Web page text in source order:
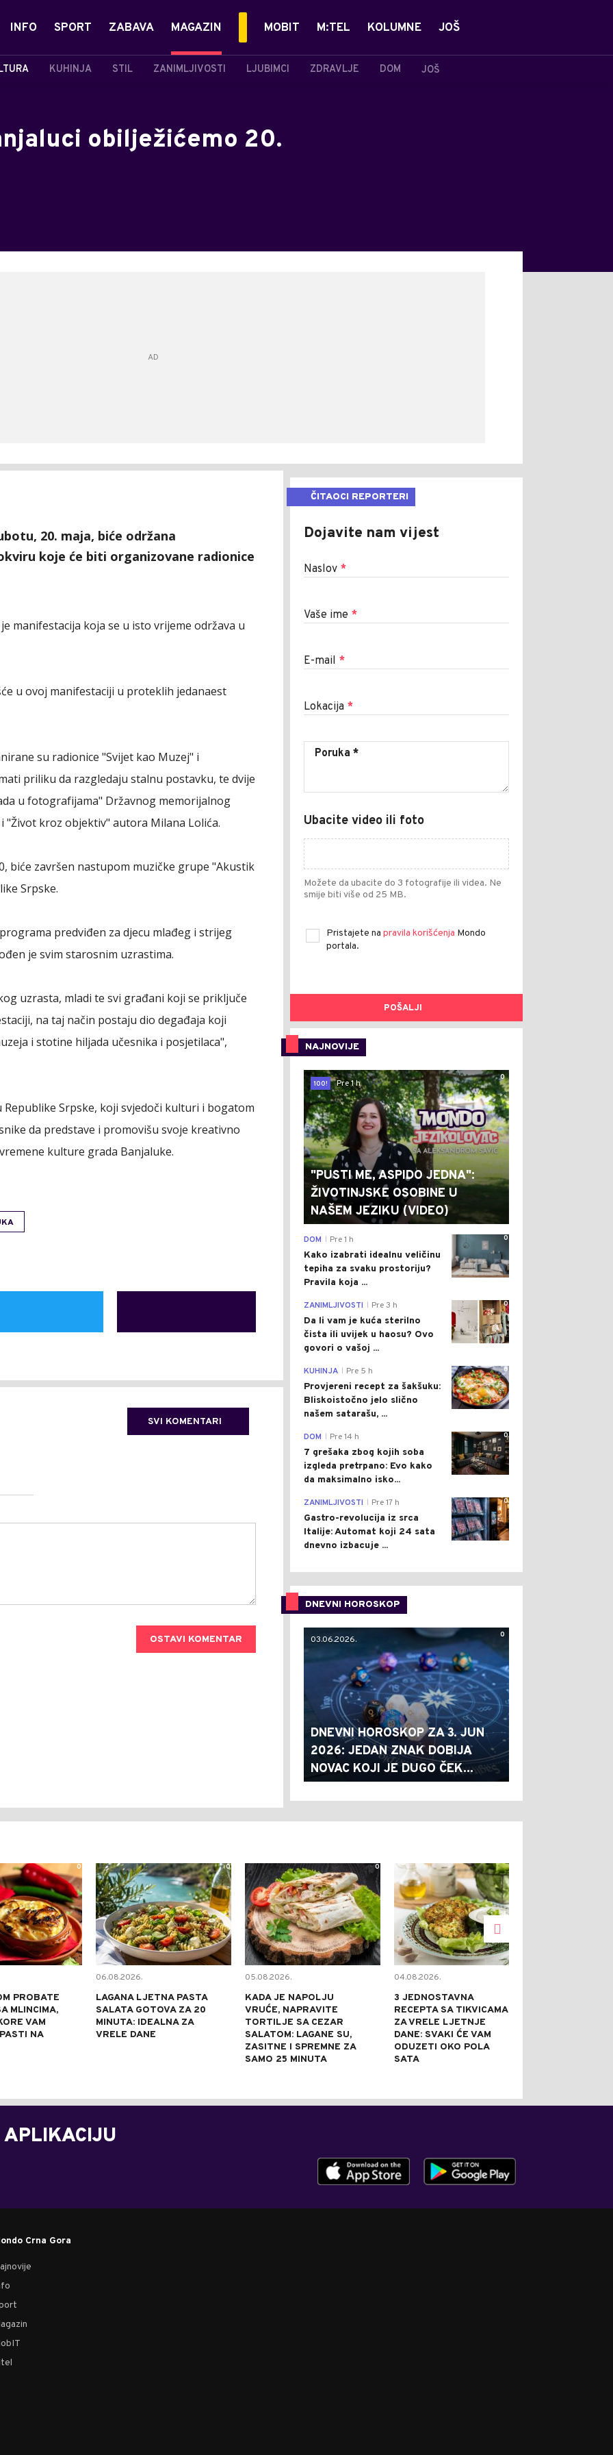
INFO SPORT ZABAVA MAGAZIN
KUHINJA STIL ZANIMLJIVOSTI LJUBIMCI ZDRAVLJE DOM JOŠ
MOBIT M:TEL KOLUMNE JOŠ
obilježićemo 20.
20. maja, biće održana
koje će biti organizovane radionice
manifestacija koja se u isto vrijeme održava u
u ovoj manifestaciji u proteklih jedanaest
su radionice "Svijet kao Muzej" i
priliku da razgledaju stalnu postavku, te dvije
u fotografijama" Državnog memorijalnog
"Život kroz objektiv" autora Milana Lolića.
biće završen nastupom muzičke grupe "Akustik
Srpske.
predviđen za djecu mlađeg i strijeg
je svim starosnim uzrastima.
uzrasta, mladi te svi građani koji se priključe
na taj način postaju dio degađaja koji
i stotine hiljada učesnika i posjetilaca",
Srpske, koji svjedoči kulturi i bogatom
da predstave i promovišu svoje kreativno
kulture grada Banjaluke.
SVI KOMENTARI
OSTAVI KOMENTAR
ČITAOCI REPORTERI
Dojavite nam vijest
Naslov *
Vaše ime *
E-mail *
Lokacija *
Ubacite video ili foto
Možete da ubacite do 3 fotografije ili videa. Ne
smije biti više od 25 MB.
Pristajete na pravila korišćenja Mondo
portala.
POŠALJI
NAJNOVIJE
0
100!
Pre 1 h
"PUSTI ME, ASPIDO JEDNA":
ŽIVOTINJSKE OSOBINE U
NAŠEM JEZIKU (VIDEO)
0
DOM Pre 1 h
Kako izabrati idealnu veličinu
tepiha za svaku prostoriju?
Pravila koja ...
0
ZANIMLJIVOSTI Pre 3 h
Da li vam je kuća sterilno
čista ili uvijek u haosu? Ovo
govori o vašoj ...
0
KUHINJA Pre 5 h
Provjereni recept za šakšuku:
Bliskoistočno jelo slično
našem satarašu, ...
0
DOM Pre 14 h
7 grešaka zbog kojih soba
izgleda pretrpano: Evo kako
da maksimalno isko...
0
ZANIMLJIVOSTI Pre 17 h
Gastro-revolucija iz srca
Italije: Automat koji 24 sata
dnevno izbacuje ...
DNEVNI HOROSKOP
0
03.06.2026.
DNEVNI HOROSKOP ZA 3. JUN
2026: JEDAN ZNAK DOBIJA
NOVAC KOJI JE DUGO ČEK...
0
PROBATE
MLINCIMA,
VAM
NA
0
06.08.2026.
LAGANA LJETNA PASTA
SALATA GOTOVA ZA 20
MINUTA: IDEALNA ZA
VRELE DANE
0
05.08.2026.
KADA JE NAPOLJU
VRUĆE, NAPRAVITE
TORTILJE SA CEZAR
SALATOM: LAGANE SU,
ZASITNE I SPREMNE ZA
SAMO 25 MINUTA
04.08.2026.
3 JEDNOSTAVNA
RECEPTA SA TIKVICAMA
ZA VRELE LJETNJE
DANE: SVAKI ĆE VAM
ODUZETI OKO POLA
SATA
APLIKACIJU
Crna Gora